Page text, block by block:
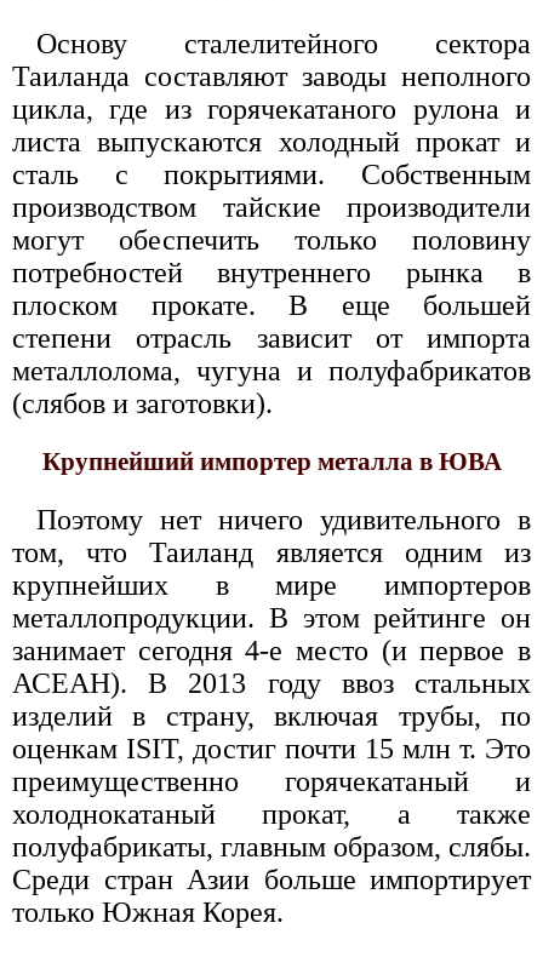
Основу сталелитейного сектора
Таиланда составляют заводы неполного
цикла, где из горячекатаного рулона и
листа выпускаются холодный прокат и
сталь с покрытиями. Собственным
производством тайские производители
могут обеспечить только половину
потребностей внутреннего рынка в
плоском прокате. В еще большей
степени отрасль зависит от импорта
металлолома, чугуна и полуфабрикатов
(слябов и заготовки).
Крупнейший импортер металла в ЮВА
Поэтому нет ничего удивительного в
том, что Таиланд является одним из
крупнейших в мире импортеров
металлопродукции. В этом рейтинге он
занимает сегодня 4-е место (и первое в
АСЕАН). В 2013 году ввоз стальных
изделий в страну, включая трубы, по
оценкам ISIT, достиг почти 15 млн т. Это
преимущественно горячекатаный и
холоднокатаный прокат, а также
полуфабрикаты, главным образом, слябы.
Среди стран Азии больше импортирует
только Южная Корея.